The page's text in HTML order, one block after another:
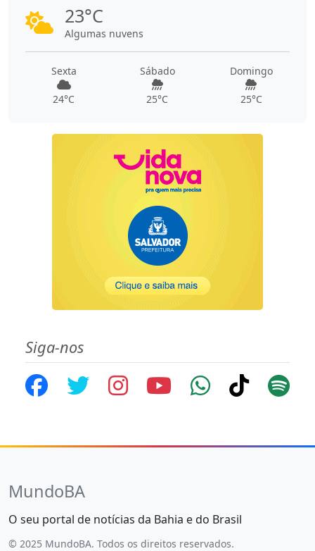
23°C
Algumas nuvens
Sexta
24°C
Sábado
25°C
Domingo
25°C
Siga-nos
MundoBA
O seu portal de notícias da Bahia e do Brasil
© 2025 MundoBA. Todos os direitos reservados.